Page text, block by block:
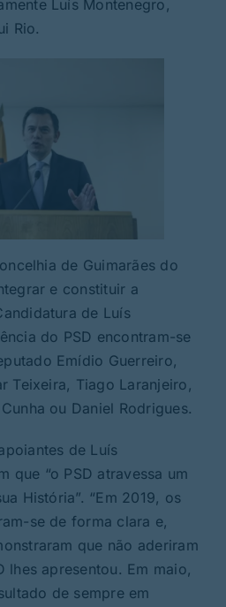
Luís Montenegro,
Rio.
de Guimarães do
e constituir a
de Luís
do PSD encontram-se
Emídio Guerreiro,
Teixeira, Tiago Laranjeiro,
ou Daniel Rodrigues.
de Luís
que “o PSD atravessa um
História”. “Em 2019, os
se de forma clara e,
que não aderiram
lhes apresentou. Em maio,
de sempre em